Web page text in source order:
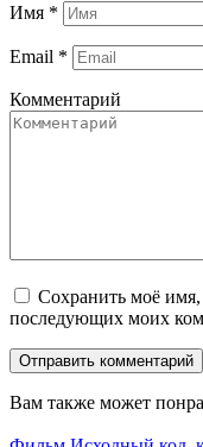
Имя *
Email *
Комментарий
Сохранить моё имя,
последующих моих
Вам также может